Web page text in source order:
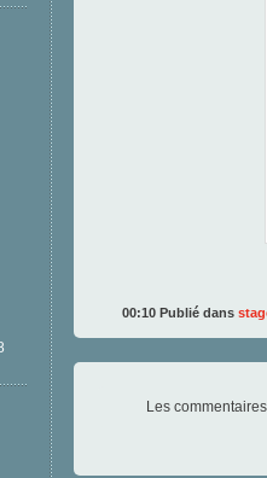
00:10 Publié dans
Les